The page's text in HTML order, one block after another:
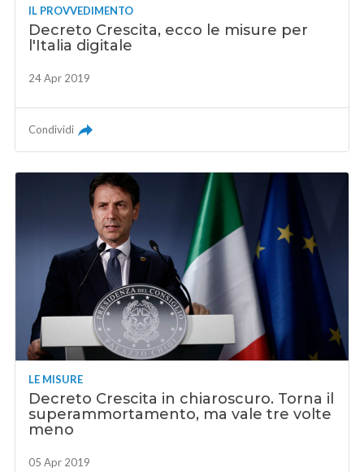
IL PROVVEDIMENTO
Decreto Crescita, ecco le misure per
l'Italia digitale
24 Apr 2019
Condividi
LE MISURE
Decreto Crescita in chiaroscuro. Torna il
superammortamento, ma vale tre volte
meno
05 Apr 2019